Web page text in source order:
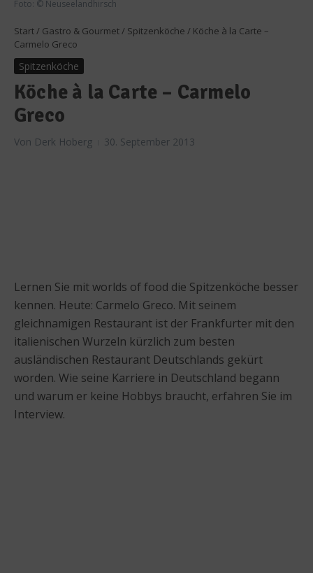
Foto: © Neuseelandhirsch
Start / Gastro & Gourmet / Spitzenköche / Köche à la Carte –
Carmelo Greco
Spitzenköche
Köche à la Carte – Carmelo
Greco
Von Derk Hoberg 30. September 2013
Lernen Sie mit worlds of food die Spitzenköche besser
kennen. Heute: Carmelo Greco. Mit seinem
gleichnamigen Restaurant ist der Frankfurter mit den
italienischen Wurzeln kürzlich zum besten
ausländischen Restaurant Deutschlands gekürt
worden. Wie seine Karriere in Deutschland begann
und warum er keine Hobbys braucht, erfahren Sie im
Interview.